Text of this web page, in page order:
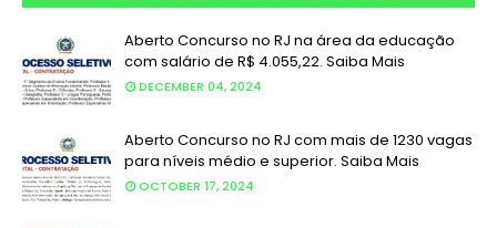
Aberto Concurso no RJ na área da educação
com salário de R$ 4.055,22. Saiba Mais
DECEMBER 04, 2024
Aberto Concurso no RJ com mais de 1230 vagas
para níveis médio e superior. Saiba Mais
OCTOBER 17, 2024